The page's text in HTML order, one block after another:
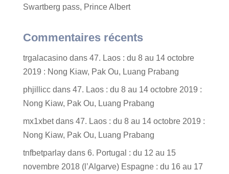
Swartberg pass, Prince Albert
Commentaires récents
trgalacasinodans 47. Laos : du 8 au 14 octobre
2019 : Nong Kiaw, Pak Ou, Luang Prabang
phjilliccdans 47. Laos : du 8 au 14 octobre 2019 :
Nong Kiaw, Pak Ou, Luang Prabang
mx1xbetdans 47. Laos : du 8 au 14 octobre 2019 :
Nong Kiaw, Pak Ou, Luang Prabang
tnfbetparlaydans 6. Portugal : du 12 au 15
novembre 2018 (l’Algarve) Espagne : du 16 au 17